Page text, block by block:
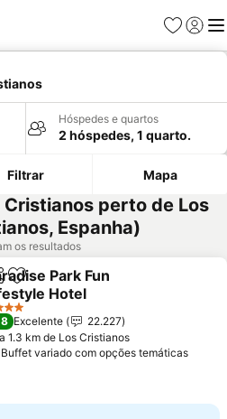
Favoritos
Iniciar
Hóspedes e quartos
2 hóspedes, 1 quarto.
Filtrar Mapa
perto de Los
Espanha)
os resultados
Adicionar aos favoritos
Park Fun
Hotel
Excelente
22.227
a 1.3 km de Los Cristianos
Buffet variado com opções temáticas